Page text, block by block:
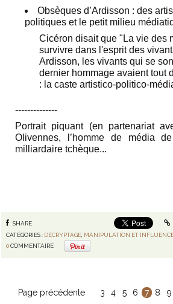
Obsèques d’Ardisson : des
politiques et le petit milieu
Cicéron disait que "La vie des
survivre dans l'esprit des
Ardisson, les vivants qui se
dernier hommage avaient tout
: la caste artistico-politico-
‐-‐-----------
Portrait piquant (en partenariat
Olivennes, l’homme de média
milliardaire tchèque...
SHARE
CATÉGORIES : DÉCRYPTAGE, MANIPULATION ET
0COMMENTAIRE
Page précédente 3 4 5 6 7 8 9